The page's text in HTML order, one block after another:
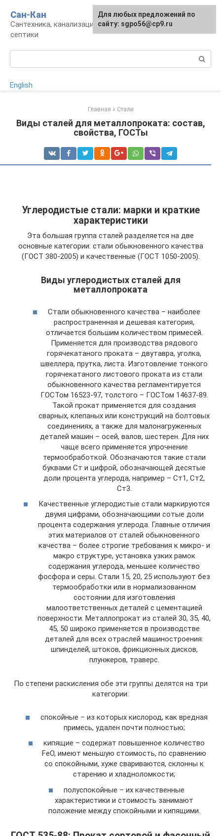
контенту
Сан-Кан
Сантехника, канализация, водопровод,
септики
English
Главная » Стали
Виды сталей для металлопроката: состав,
свойства, ГОСТы
Углеродистые стали: марки и краткие
характеристики
Эта большая группа сталей разделяется на две
основные категории: стали обыкновенного качества
(ГОСТ 380-2005) и качественные (ГОСТ 1050-2005).
Виды углеродистых сталей для
металлопроката
Стали обыкновенного качества – наиболее
распространенная и дешевая категория,
отличается большим количеством примесей.
Применяется для производства рядового
горячекатаного проката – двутавра, уголка,
швеллера, прутка, листа. Изготовление тонкого
горячекатаного листового проката из стали
обыкновенного качества регламентируется
ГОСТом 16523-97, толстого – ГОСТом 14637-89.
Такой прокат применяется для создания
сварных, клепаных или конструкций на болтовых
соединениях, а также для малонагруженных
деталей машин – осей, валов, шестерен. Для них
чаще всего применяется упрочнение
термообработкой. Обозначаются такие стали
буквами Ст и цифрой, обозначающей десятые
доли процента углерода, например – Ст1, Ст2,
Ст3.
Качественные углеродистые стали маркируются
двумя цифрами, обозначающими сотые доли
процента содержания углерода. Главные отличия
этих материалов от сталей обыкновенного
качества – более строгие требования к микро- и
макро структуре, установка узких рамок
содержания углерода, меньшее количество
фосфора и серы. Стали 15, 20, 25 используют без
термообработки или в нормализованном
состоянии для изготовления
малоответственных деталей с цементацией
поверхности. Металлопрокат из сталей 30, 35, 40,
45, 50 широко применяется в производстве
деталей для всех отраслей машиностроения:
шпинделей, штоков, фрикционных дисков,
плунжеров, траверс.
По степени раскисления обе эти группы делятся на три
категории:
спокойные – из которых кислород, как вредная
примесь, удален почти полностью;
кипящие – содержат повышенное количество
FeO, имеют меньшую стоимость, по сравнению
со спокойными, хуже свариваются, склонны к
старению и хладноломкости;
полуспокойные – их качественные
характеристики и стоимость занимают
положение между спокойными и кипящими.
Для любых предложений по
сайту: sgpo56@cp9.ru